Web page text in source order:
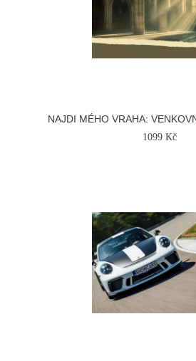
NAJDI MÉHO VRAHA:
1099 Kč